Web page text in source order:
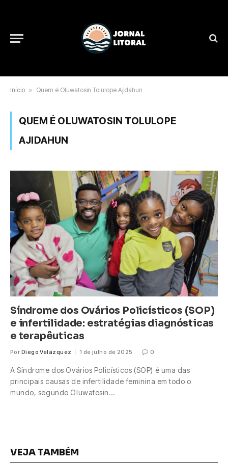
Início » Quem é Oluwatosin Tolulope Ajidahun
QUEM É OLUWATOSIN TOLULOPE
AJIDAHUN
Síndrome dos Ovários Policísticos (SOP)
e infertilidade: estratégias diagnósticas
e terapêuticas
Por Diego Velázquez 1 de julho de 2025 0
A Síndrome dos Ovários Policísticos (SOP) é uma das
principais causas de infertilidade feminina em todo o
mundo, segundo Oluwatosin…
VEJA TAMBÉM